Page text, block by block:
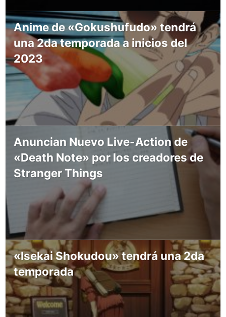
Anime de «Gokushufudo» tendrá
una 2da temporada a inicios del
2023
Anuncian Nuevo Live-Action de
«Death Note» por los creadores de
Stranger Things
«Isekai Shokudou» tendrá una 2da
temporada